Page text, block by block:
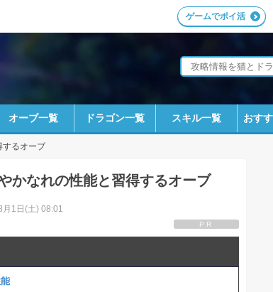
ゲームでポイ活
オーブ一覧 ドラゴン一覧 スキル一覧 おす
するオーブ
かなれの性能と習得するオーブ
1日(土) 08:01
PR